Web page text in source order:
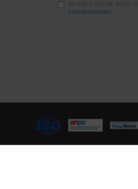
Am citit şi sunt de acord cu
Confidentialitate